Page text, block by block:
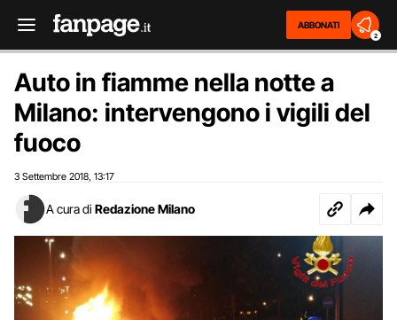
ABBONATI
2
Auto in fiamme nella notte a
Milano: intervengono i vigili del
fuoco
3 Settembre 2018 13:17
A cura di Redazione Milano